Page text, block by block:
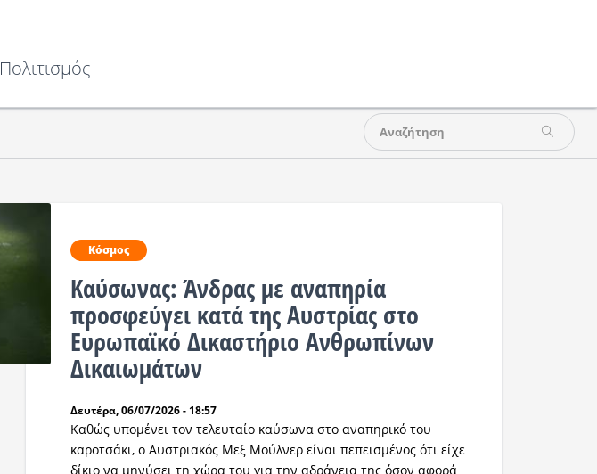
Πολιτισμός
Κόσμος
Καύσωνας: Άνδρας με αναπηρία
προσφεύγει κατά της Αυστρίας στο
Ευρωπαϊκό Δικαστήριο Ανθρωπίνων
Δικαιωμάτων
Δευτέρα, 06/07/2026 - 18:57
Καθώς υπομένει τον τελευταίο καύσωνα στο αναπηρικό του
καροτσάκι, ο Αυστριακός Μεξ Μούλνερ είναι πεπεισμένος ότι είχε
δίκιο να μηνύσει τη χώρα του για την αδράνεια της όσον αφορά